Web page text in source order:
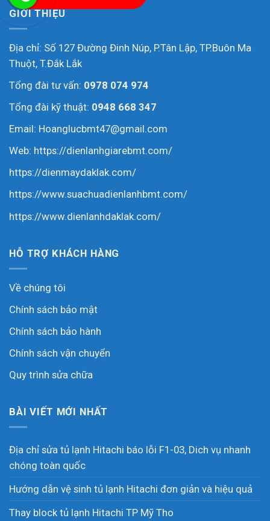
GIỚI THIỆU
Địa chỉ: Số 127 Đường Đinh Núp, P.Tân Lập, TP.Buôn Ma
Thuột, T.Đắk Lắk
Tổng đài tư vấn: 0978 074 974
Tổng đài kỹ thuật: 0948 668 347
Email: Hoanglucbmt47@gmail.com
Web: https://dienlanhgiarebmt.com/
https://dienmaydaklak.com/
https://www.suachuadienlanhbmt.com/
https://www.dienlanhdaklak.com/
HỖ TRỢ KHÁCH HÀNG
Về chúng tôi
Chính sách bảo mật
Chính sách bảo hành
Chính sách vận chuyển
Quy trình sửa chữa
BÀI VIẾT MỚI NHẤT
Địa chỉ sửa tủ lạnh Hitachi báo lỗi F1-03, Dich vụ nhanh
chóng toàn quốc
Hướng dẫn vệ sinh tủ lạnh Hitachi đơn giản và hiệu quả
Thay block tủ lạnh Hitachi TP Mỹ Tho